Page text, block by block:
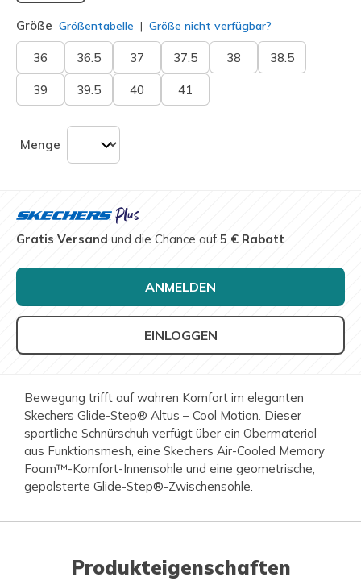
Größe Größentabelle Größe nicht verfügbar?
36 36.5 37 37.5 38 38.5
39 39.5 40 41
Menge
Gratis Versand und die Chance auf5 € Rabatt
ANMELDEN
EINLOGGEN
Bewegung trifft auf wahren Komfort im eleganten
Skechers Glide-Step® Altus – Cool Motion. Dieser
sportliche Schnürschuh verfügt über ein Obermaterial
aus Funktionsmesh, eine Skechers Air-Cooled Memory
Foam™-Komfort-Innensohle und eine geometrische,
gepolsterte Glide-Step®-Zwischensohle.
Produkteigenschaften